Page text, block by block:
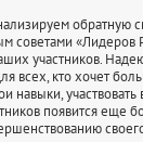
обратную
советами «Лидеров
участников.
всех, кто хочет
навыки,
появится еще